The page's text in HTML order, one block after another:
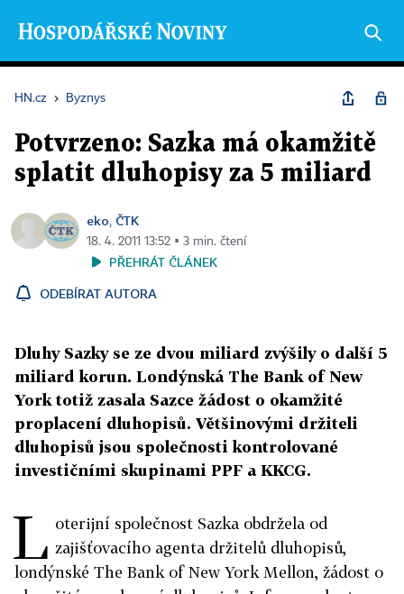
HN.cz › Byznys
Potvrzeno: Sazka má okamžitě
splatit dluhopisy za 5 miliard
eko, ČTK
18. 4. 2011 13:52 ▪ 3 min. čtení
PŘEHRÁT ČLÁNEK
ODEBÍRAT AUTORA
Dluhy Sazky se ze dvou miliard zvýšily o další 5
miliard korun. Londýnská The Bank of New
York totiž zasala Sazce žádost o okamžité
proplacení dluhopisů. Většinovými držiteli
dluhopisů jsou společnosti kontrolované
investičními skupinami PPF a KKCG.
L oterijní společnost Sazka obdržela od
zajišťovacího agenta držitelů dluhopisů,
londýnské The Bank of New York Mellon, žádost o